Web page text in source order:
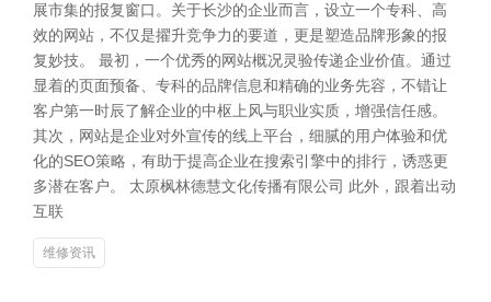
展市集的报复窗口。关于长沙的企业而言，设立一个专科、高
效的网站，不仅是擢升竞争力的要道，更是塑造品牌形象的报
复妙技。 最初，一个优秀的网站概况灵验传递企业价值。通过
显着的页面预备、专科的品牌信息和精确的业务先容，不错让
客户第一时辰了解企业的中枢上风与职业实质，增强信任感。
其次，网站是企业对外宣传的线上平台，细腻的用户体验和优
化的SEO策略，有助于提高企业在搜索引擎中的排行，诱惑更
多潜在客户。 太原枫林德慧文化传播有限公司 此外，跟着出动
互联
维修资讯